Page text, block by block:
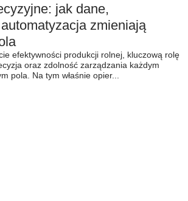
jak dane,
zmieniają
efektywności produkcji rolnej, kluczową rolę
oraz zdolność zarządzania każdym
pola. Na tym właśnie opier...